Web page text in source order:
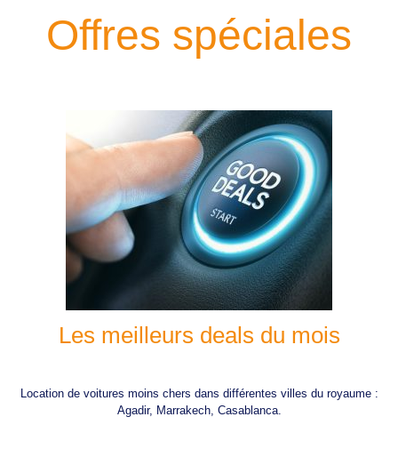
Offres spéciales
Les meilleurs deals du mois
Location de voitures moins chers dans différentes villes du royaume :
Agadir, Marrakech, Casablanca.